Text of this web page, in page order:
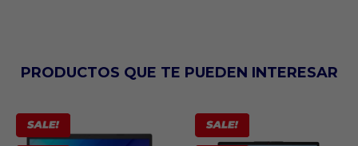
PRODUCTOS QUE TE PUEDEN INTERESAR